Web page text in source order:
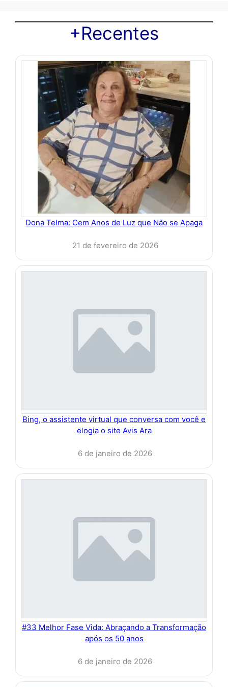
+Recentes
Dona Telma: Cem Anos de Luz que Não se Apaga
21 de fevereiro de 2026
Bing, o assistente virtual que conversa com você e
elogia o site Avis Ara
6 de janeiro de 2026
#33 Melhor Fase Vida: Abraçando a Transformação
após os 50 anos
6 de janeiro de 2026